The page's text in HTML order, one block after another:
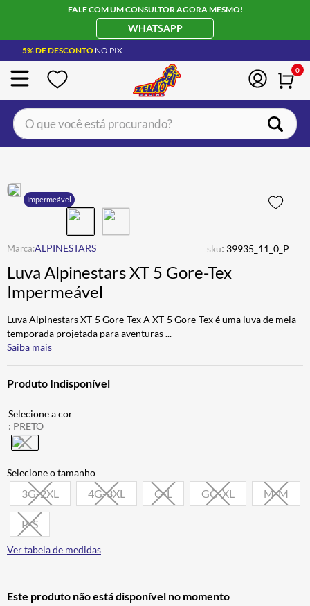
FALE COM UM CONSULTOR AGORA MESMO!
WHATSAPP
5% DE DESCONTO NO PIX
0
O que você está procurando?
Impermeável
ALPINESTARS sku: 39935_11_0_P
Luva Alpinestars XT 5 Gore-Tex
Impermeável
Luva Alpinestars XT-5 Gore-Tex A XT-5 Gore-Tex é uma luva de meia
temporada projetada para aventuras...
Saiba mais
Produto Indisponível
: PRETO
3G-2XL 4G-3XL G-L GG-XL M-M
P-S
Ver tabela de medidas
Este produto não está disponível no momento
2º BOTA
JAQUETA
4º ÓCULOS SOLAR
5º LUVA
6º BAU
7º ALPINESTAR
8º AIROH
9º CALÇA
BOTAS